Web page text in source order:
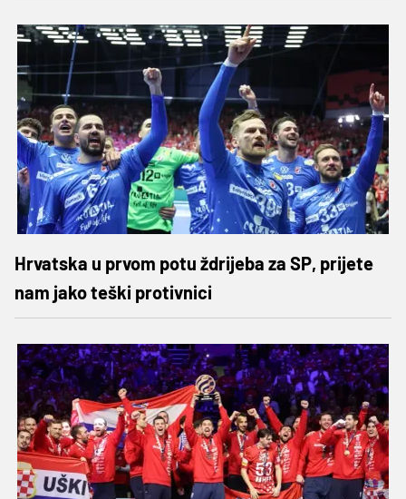
Hrvatska u prvom potu ždrijeba za SP, prijete
nam jako teški protivnici